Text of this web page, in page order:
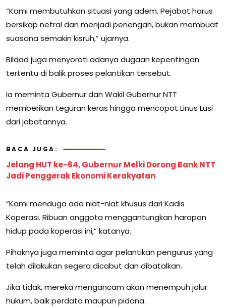
“Kami membutuhkan situasi yang adem. Pejabat harus
bersikap netral dan menjadi penengah, bukan membuat
suasana semakin kisruh,” ujarnya.
Bildad juga menyoroti adanya dugaan kepentingan
tertentu di balik proses pelantikan tersebut.
Ia meminta Gubernur dan Wakil Gubernur NTT
memberikan teguran keras hingga mencopot Linus Lusi
dari jabatannya.
BACA JUGA:
Jelang HUT ke-64, Gubernur Melki Dorong Bank NTT
Jadi Penggerak Ekonomi Kerakyatan
“Kami menduga ada niat-niat khusus dari Kadis
Koperasi. Ribuan anggota menggantungkan harapan
hidup pada koperasi ini,” katanya.
Pihaknya juga meminta agar pelantikan pengurus yang
telah dilakukan segera dicabut dan dibatalkan.
Jika tidak, mereka mengancam akan menempuh jalur
hukum, baik perdata maupun pidana.